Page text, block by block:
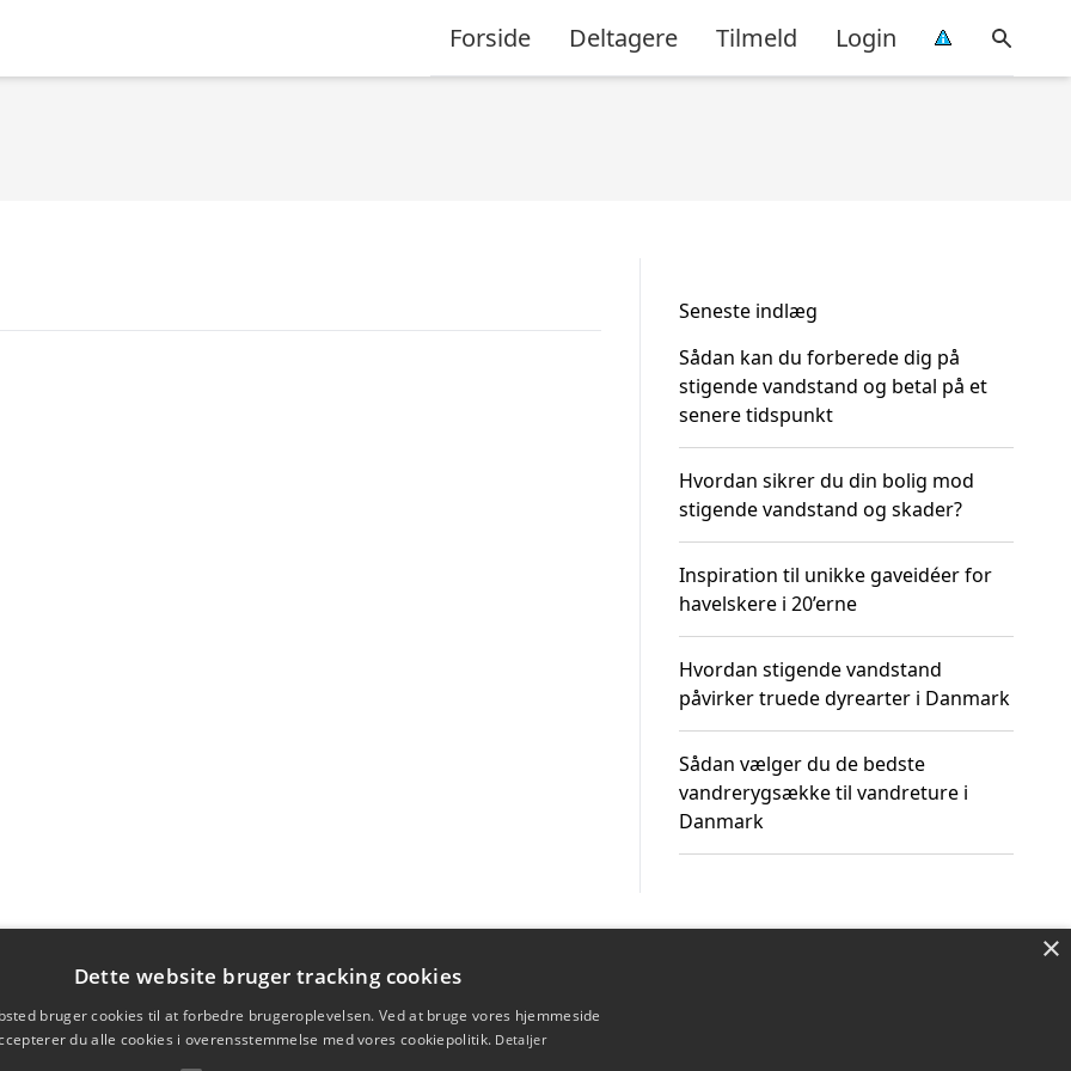
Forside Deltagere Tilmeld Login
Seneste indlæg
Sådan kan du forberede dig på
stigende vandstand og betal på et
senere tidspunkt
Hvordan sikrer du din bolig mod
stigende vandstand og skader?
Inspiration til unikke gaveidéer for
havelskere i 20’erne
Hvordan stigende vandstand
påvirker truede dyrearter i Danmark
Sådan vælger du de bedste
vandrerygsække til vandreture i
Danmark
×
Dette website bruger tracking cookies
bruger cookies til at forbedre brugeroplevelsen. Ved at bruge vores hjemmeside
du alle cookies i overensstemmelse med vores cookiepolitik. Detaljer